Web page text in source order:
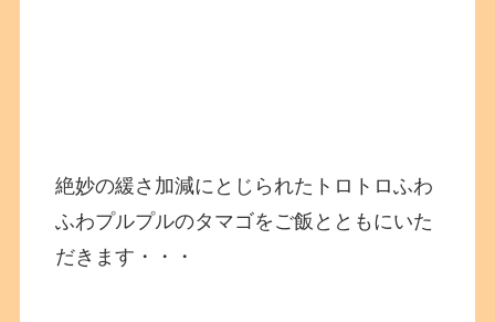
絶妙の緩さ加減にとじられたトロトロふわ
ふわプルプルのタマゴをご飯とともにいた
だきます・・・